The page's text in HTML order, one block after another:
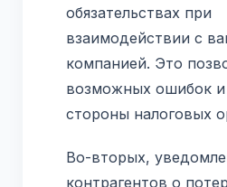
обязательствах при
взаимодействии с
компанией. Это
возможных ошибок
стороны налоговых
Во-вторых,
контрагентов о